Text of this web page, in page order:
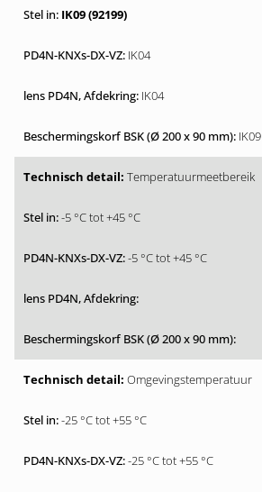
IK09 (92199)
IK04
IK04
IK09
Temperatuurmeetbereik
-5 °C tot +45 °C
-5 °C tot +45 °C
Omgevingstemperatuur
-25 °C tot +55 °C
-25 °C tot +55 °C